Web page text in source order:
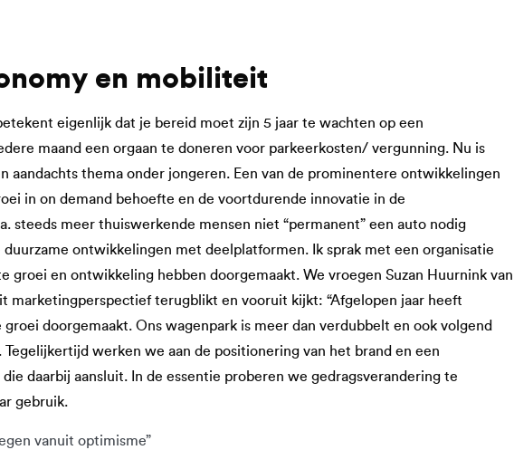
en mobiliteit
eigenlijk dat je bereid moet zijn 5 jaar te wachten op een
maand een orgaan te doneren voor parkeerkosten/ vergunning. Nu is
aandachts thema onder jongeren. Een van de prominentere ontwikkelingen
in on demand behoefte en de voortdurende innovatie in de
steeds meer thuiswerkende mensen niet “permanent” een auto nodig
duurzame ontwikkelingen met deelplatformen. Ik sprak met een organisatie
groei en ontwikkeling hebben doorgemaakt. We vroegen Suzan Huurnink van
marketingperspectief terugblikt en vooruit kijkt: “Afgelopen jaar heeft
doorgemaakt. Ons wagenpark is meer dan verdubbelt en ook volgend
Tegelijkertijd werken we aan de positionering van het brand en een
daarbij aansluit. In de essentie proberen we gedragsverandering te
gebruik.
vanuit optimisme”